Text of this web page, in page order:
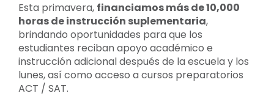
Esta primavera, financiamos más de 10,000
horas de instrucción suplementaria,
brindando oportunidades para que los
estudiantes reciban apoyo académico e
instrucción adicional después de la escuela y los
lunes, así como acceso a cursos preparatorios
ACT / SAT.